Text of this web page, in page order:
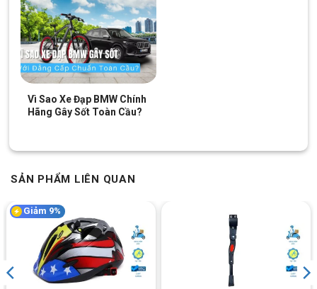
Vì Sao Xe Đạp BMW Chính
Hãng Gây Sốt Toàn Cầu?
SẢN PHẨM LIÊN QUAN
Giảm 9%